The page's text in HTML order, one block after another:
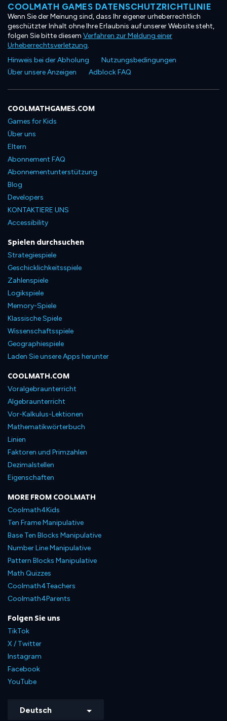
COOLMATH GAMES DATENSCHUTZRICHTLINIE
Wenn Sie der Meinung sind, dass Ihr eigener urheberrechtlich
geschützter Inhalt ohne Ihre Erlaubnis auf unserer Website steht,
folgen Sie bitte diesem Verfahren zur Meldung einer
Urheberrechtsverletzung.
Hinweis bei der Abholung
Nutzungsbedingungen
Über unsere Anzeigen
Adblock FAQ
COOLMATHGAMES.COM
Games for Kids
Über uns
Eltern
Abonnement FAQ
Abonnementunterstützung
Blog
Developers
KONTAKTIERE UNS
Accessibility
Spielen durchsuchen
Strategiespiele
Geschicklichkeitsspiele
Zahlenspiele
Logikspiele
Memory-Spiele
Klassische Spiele
Wissenschaftsspiele
Geographiespiele
Laden Sie unsere Apps herunter
COOLMATH.COM
Voralgebraunterricht
Algebraunterricht
Vor-Kalkulus-Lektionen
Mathematikwörterbuch
Linien
Faktoren und Primzahlen
Dezimalstellen
Eigenschaften
MORE FROM COOLMATH
Coolmath4Kids
Ten Frame Manipulative
Base Ten Blocks Manipulative
Number Line Manipulative
Pattern Blocks Manipulative
Math Quizzes
Coolmath4Teachers
Coolmath4Parents
Folgen Sie uns
TikTok
X / Twitter
Instagram
Facebook
YouTube
Deutsch